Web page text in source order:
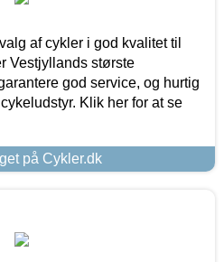
af cykler i god kvalitet til
Vestjyllands største
god service, og hurtig
Klik her for at se
på Cykler.dk